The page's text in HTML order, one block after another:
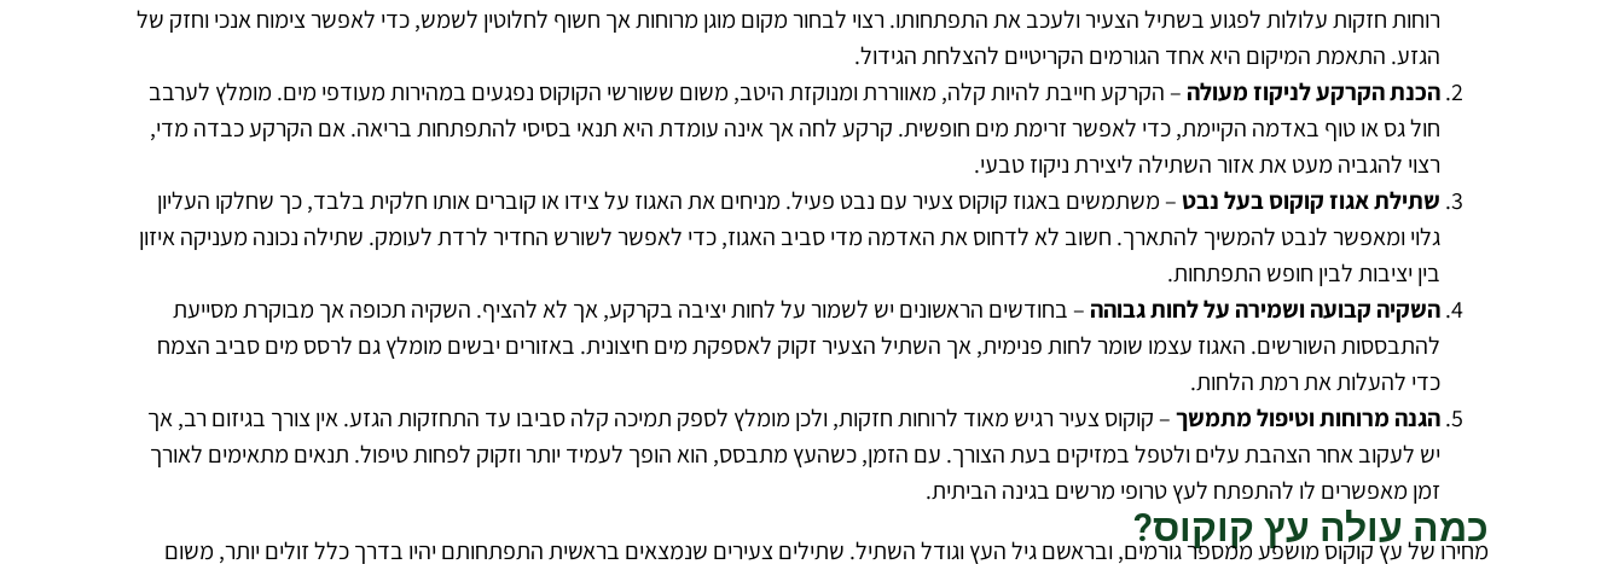
רוחות חזקות עלולות לפגוע בשתיל הצעיר ולעכב את התפתחותו. רצוי לבחור מקום מוגן מרוחות אך חשוף לחלוטין לשמש, כדי לאפשר צימוח אנכי וחזק של
הגזע. התאמת המיקום היא אחד הגורמים הקריטיים להצלחת הגידול.
הכנת הקרקע לניקוז מעולה – הקרקע חייבת להיות קלה, מאווררת ומנוקזת היטב, משום ששורשי הקוקוס נפגעים במהירות מעודפי מים. מומלץ לערבב
חול גס או טוף באדמה הקיימת, כדי לאפשר זרימת מים חופשית. קרקע לחה אך אינה עומדת היא תנאי בסיסי להתפתחות בריאה. אם הקרקע כבדה מדי,
רצוי להגביה מעט את אזור השתילה ליצירת ניקוז טבעי.
שתילת אגוז קוקוס בעל נבט– משתמשים באגוז קוקוס צעיר עם נבט פעיל. מניחים את האגוז על צידו או קוברים אותו חלקית בלבד, כך שחלקו העליון
גלוי ומאפשר לנבט להמשיך להתארך. חשוב לא לדחוס את האדמה מדי סביב האגוז, כדי לאפשר לשורש החדיר לרדת לעומק. שתילה נכונה מעניקה איזון
בין יציבות לבין חופש התפתחות.
השקיה קבועה ושמירה על לחות גבוהה – בחודשים הראשונים יש לשמור על לחות יציבה בקרקע, אך לא להציף. השקיה תכופה אך מבוקרת מסייעת
להתבססות השורשים. האגוז עצמו שומר לחות פנימית, אך השתיל הצעיר זקוק לאספקת מים חיצונית. באזורים יבשים מומלץ גם לרסס מים סביב הצמח
כדי להעלות את רמת הלחות.
הגנה מרוחות וטיפול מתמשך– קוקוס צעיר רגיש מאוד לרוחות חזקות, ולכן מומלץ לספק תמיכה קלה סביבו עד התחזקות הגזע. אין צורך בגיזום רב, אך
יש לעקוב אחר הצהבת עלים ולטפל במזיקים בעת הצורך. עם הזמן, כשהעץ מתבסס, הוא הופך לעמיד יותר וזקוק לפחות טיפול. תנאים מתאימים לאורך
זמן מאפשרים לו להתפתח לעץ טרופי מרשים בגינה הביתית.
כמה עולה עץ קוקוס?
מחירו של עץ קוקוס מושפע ממספר גורמים, ובראשם גיל העץ וגודל השתיל. שתילים צעירים שנמצאים בראשית התפתחותם יהיו בדרך כלל זולים יותר, משום